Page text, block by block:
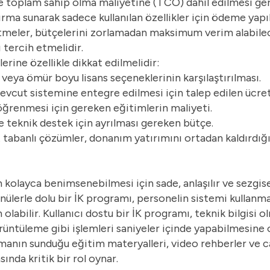
sunarak sadece kullanılan özellikler için ödeme
bütçelerini zorlamadan maksimum verim
tercih etmelidir.
özellikle dikkat edilmelidir:
ömür boyu lisans seçeneklerinin karşılaştırılması.
sistemine entegre edilmesi için talep edilen
için gereken eğitimlerin maliyeti.
teknik destek için ayrılması gereken bütçe.
çözümler, donanım yatırımını ortadan
benimsenebilmesi için sade, anlaşılır ve
dolu bir İK programı, personelin sistemi
Kullanıcı dostu bir İK programı, teknik bilgisi
gibi işlemleri saniyeler içinde yapabilmesine
sunduğu eğitim materyalleri, video rehberler ve
kritik bir rol oynar.